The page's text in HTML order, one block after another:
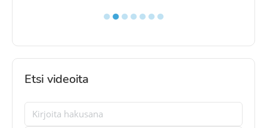
●●●●●●●
Etsi videoita